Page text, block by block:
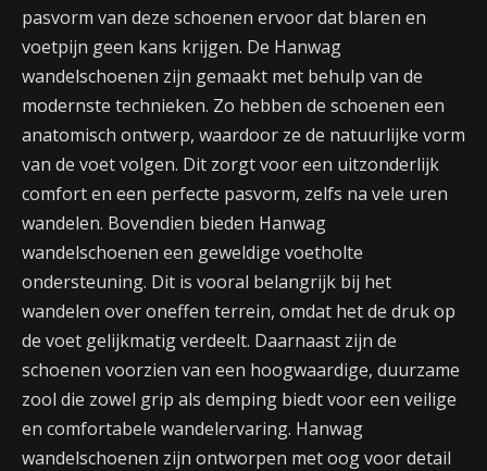
pasvorm van deze schoenen ervoor dat blaren en
voetpijn geen kans krijgen. De Hanwag
wandelschoenen zijn gemaakt met behulp van de
modernste technieken. Zo hebben de schoenen een
anatomisch ontwerp, waardoor ze de natuurlijke vorm
van de voet volgen. Dit zorgt voor een uitzonderlijk
comfort en een perfecte pasvorm, zelfs na vele uren
wandelen. Bovendien bieden Hanwag
wandelschoenen een geweldige voetholte
ondersteuning. Dit is vooral belangrijk bij het
wandelen over oneffen terrein, omdat het de druk op
de voet gelijkmatig verdeelt. Daarnaast zijn de
schoenen voorzien van een hoogwaardige, duurzame
zool die zowel grip als demping biedt voor een veilige
en comfortabele wandelervaring. Hanwag
wandelschoenen zijn ontworpen met oog voor detail